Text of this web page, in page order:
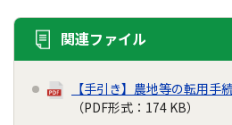
関連ファイル
【手引き】農地等の転用手
（PDF形式：174 KB）